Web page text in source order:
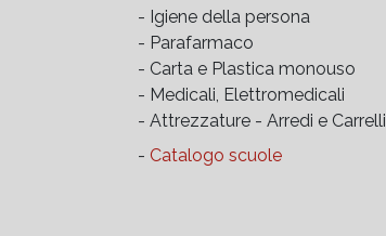
- Igiene della persona
- Parafarmaco
- Carta e Plastica monouso
- Medicali, Elettromedicali
- Attrezzature - Arredi e Carrelli
- Catalogo scuole